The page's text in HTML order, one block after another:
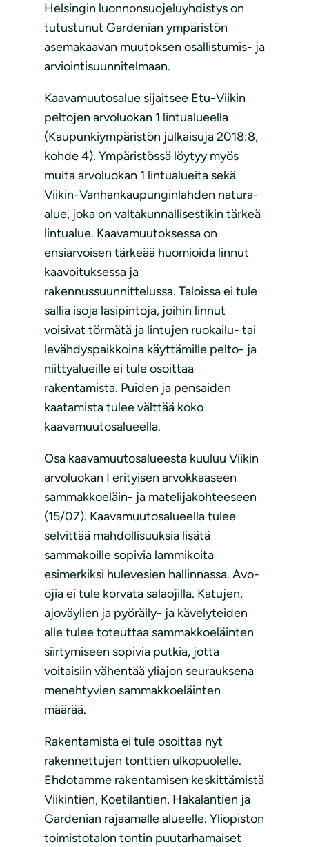
Helsingin luonnonsuojeluyhdistys on
tutustunut Gardenian ympäristön
asemakaavan muutoksen osallistumis- ja
arviointisuunnitelmaan.
Kaavamuutosalue sijaitsee Etu-Viikin
peltojen arvoluokan 1 lintualueella
(Kaupunkiympäristön julkaisuja 2018:8,
kohde 4). Ympäristössä löytyy myös
muita arvoluokan 1 lintualueita sekä
Viikin-Vanhankaupunginlahden natura-
alue, joka on valtakunnallisestikin tärkeä
lintualue. Kaavamuutoksessa on
ensiarvoisen tärkeää huomioida linnut
kaavoituksessa ja
rakennussuunnittelussa. Taloissa ei tule
sallia isoja lasipintoja, joihin linnut
voisivat törmätä ja lintujen ruokailu- tai
levähdyspaikkoina käyttämille pelto- ja
niittyalueille ei tule osoittaa
rakentamista. Puiden ja pensaiden
kaatamista tulee välttää koko
kaavamuutosalueella.
Osa kaavamuutosalueesta kuuluu Viikin
arvoluokan I erityisen arvokkaaseen
sammakkoeläin- ja matelijakohteeseen
(15/07). Kaavamuutosalueella tulee
selvittää mahdollisuuksia lisätä
sammakoille sopivia lammikoita
esimerkiksi hulevesien hallinnassa. Avo-
ojia ei tule korvata salaojilla. Katujen,
ajoväylien ja pyöräily- ja kävelyteiden
alle tulee toteuttaa sammakkoeläinten
siirtymiseen sopivia putkia, jotta
voitaisiin vähentää yliajon seurauksena
menehtyvien sammakkoeläinten
määrää.
Rakentamista ei tule osoittaa nyt
rakennettujen tonttien ulkopuolelle.
Ehdotamme rakentamisen keskittämistä
Viikintien, Koetilantien, Hakalantien ja
Gardenian rajaamalle alueelle. Yliopiston
toimistotalon tontin puutarhamaiset